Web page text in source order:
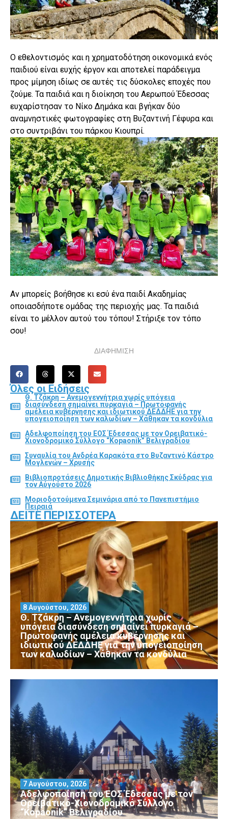
Ο εθελοντισμός και η χρηματοδότηση οικονομικά ενός
παιδιού είναι ευχής έργον και αποτελεί παράδειγμα
προς μίμηση ιδίως σε αυτές τις δύσκολες εποχές που
ζούμε. Τα παιδιά και η διοίκηση του Αερωπού Έδεσσας
ευχαρίστησαν το Νίκο Δημάκα και βγήκαν δύο
αναμνηστικές φωτογραφίες στη Βυζαντινή Γέφυρα και
στο συντριβάνι του πάρκου Κιουπρί.
Αν μπορείς βοήθησε κι εσύ ένα παιδί Ακαδημίας
οποιασδήποτε ομάδας της περιοχής μας. Τα παιδιά
είναι το μέλλον αυτού του τόπου! Στήριξε τον τόπο
σου!
ΔΙΑΦΗΜΙΣΗ
Όλες οι Ειδήσεις
Θ. Τζάκρη – Ανεμογεννήτρια χωρίς υπόγεια
διασύνδεση σημαίνει πυρκαγιά – Πρωτοφανής
αμέλεια κυβέρνησης και ιδιωτικού ΔΕΔΔΗΕ για την
υπογειοποίηση των καλωδίων – Χάθηκαν τα κονδύλια
Αδελφοποίηση του ΕΟΣ Έδεσσας με τον Ορειβατικό-
Χιονοδρομικό Σύλλογο “Kopaonik” Βελιγραδίου
Συναυλία του Ανδρέα Καρακότα στο Βυζαντινό Κάστρο
Μογλενών – Χρυσής
Βιβλιοπροτάσεις Δημοτικής Βιβλιοθήκης Σκύδρας για
τον Αύγούστο 2026
Μοριοδοτούμενα Σεμινάρια από το Πανεπιστήμιο
Πειραιά
ΔΕΊΤΕ ΠΕΡΙΣΣΌΤΕΡΑ
Θ. Τζάκρη – Ανεμογεννήτρια χωρίς
υπόγεια διασύνδεση σημαίνει πυρκαγιά –
Πρωτοφανής αμέλεια κυβέρνησης και
ιδιωτικού ΔΕΔΔΗΕ για την υπογειοποίηση
των καλωδίων – Χάθηκαν τα κονδύλια
8 Αυγούστου, 2026
Αδελφοποίηση του ΕΟΣ Έδεσσας με τον
Ορειβατικό-Χιονοδρομικό Σύλλογο
“Kopaonik” Βελιγραδίου
7 Αυγούστου, 2026